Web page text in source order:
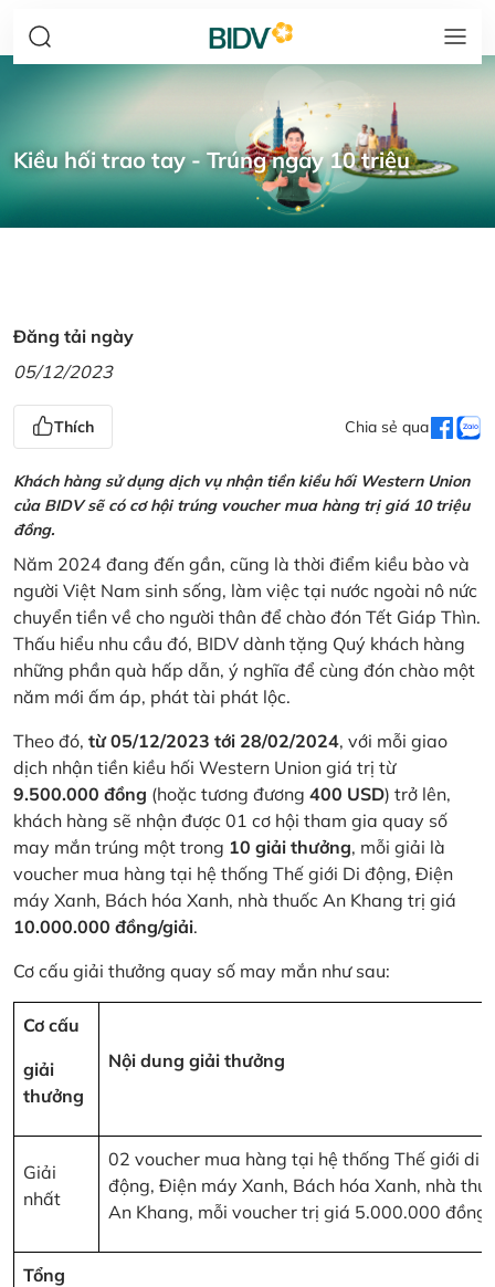
Kiều hối trao tay - Trúng ngay 10 triệu
Đăng tải ngày
05/12/2023
Thích Chia sẻ qua
Khách hàng sử dụng dịch vụ nhận tiền kiều hối Western Union
của BIDV sẽ có cơ hội trúng voucher mua hàng trị giá 10 triệu
đồng.
Năm 2024 đang đến gần, cũng là thời điểm kiều bào và
người Việt Nam sinh sống, làm việc tại nước ngoài nô nức
chuyển tiền về cho người thân để chào đón Tết Giáp Thìn.
Thấu hiểu nhu cầu đó, BIDV dành tặng Quý khách hàng
những phần quà hấp dẫn, ý nghĩa để cùng đón chào một
năm mới ấm áp, phát tài phát lộc.
Theo đó, từ 05/12/2023 tới 28/02/2024, với mỗi giao
dịch nhận tiền kiều hối Western Union giá trị từ
9.500.000 đồng (hoặc tương đương 400 USD) trở lên,
khách hàng sẽ nhận được 01 cơ hội tham gia quay số
may mắn trúng một trong 10 giải thưởng, mỗi giải là
voucher mua hàng tại hệ thống Thế giới Di động, Điện
máy Xanh, Bách hóa Xanh, nhà thuốc An Khang trị giá
10.000.000 đồng/giải.
Cơ cấu giải thưởng quay số may mắn như sau:
Cơ cấu
giải
thưởng
Nội dung giải thưởng
Giải
nhất
02 voucher mua hàng tại hệ thống Thế giới di
động, Điện máy Xanh, Bách hóa Xanh, nhà
An Khang, mỗi voucher trị giá 5.000.000 đồng
Tổng